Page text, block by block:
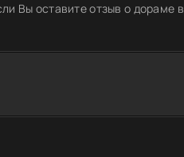
Вы оставите отзыв о дораме в